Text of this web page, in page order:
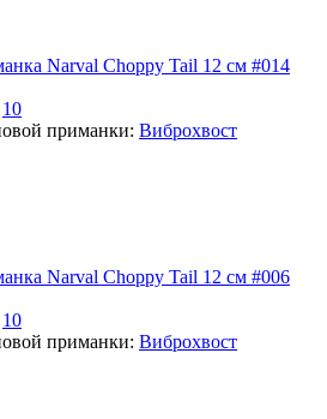
Narval Choppy Tail 12 см #014
10
приманки: Виброхвост
Narval Choppy Tail 12 см #006
10
приманки: Виброхвост